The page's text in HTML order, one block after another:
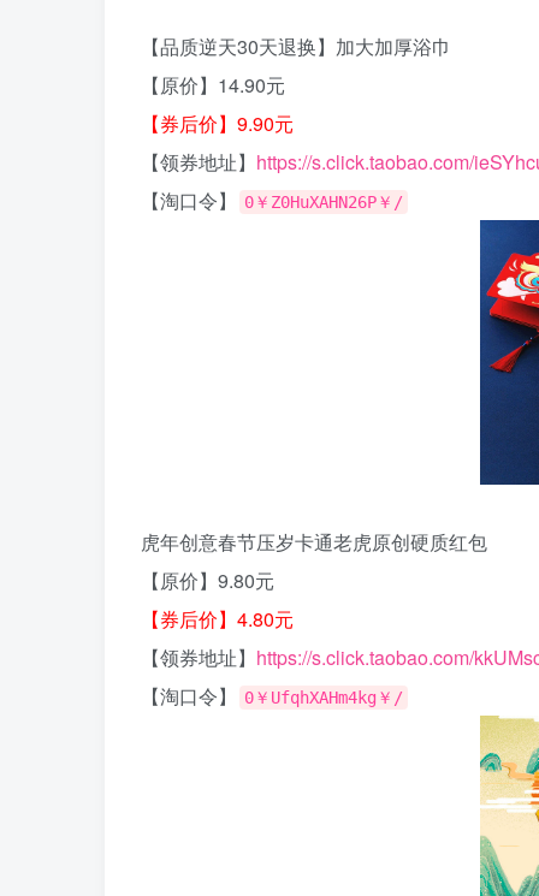
【品质逆天30天退换】加大加厚浴巾
【原价】14.90元
【券后价】9.90元
【领券地址】 https://s.click.taobao.com/
【淘口令】
0￥Z0HuXAHN26P￥/
虎年创意春节压岁卡通老虎原创硬质红包
【原价】9.80元
【券后价】4.80元
【领券地址】 https://s.click.taobao.com/
【淘口令】
0￥UfqhXAHm4kg￥/